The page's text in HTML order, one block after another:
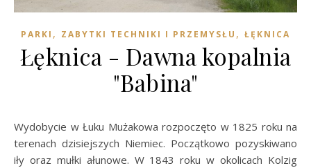
PARKI , ZABYTKI TECHNIKI I PRZEMYSŁU , ŁĘKNICA
Łęknica - Dawna kopalnia
"Babina"
Wydobycie w Łuku Mużakowa rozpoczęto w 1825 roku na
terenach dzisiejszych Niemiec. Początkowo pozyskiwano
iły oraz mułki ałunowe. W 1843 roku w okolicach Kolzig